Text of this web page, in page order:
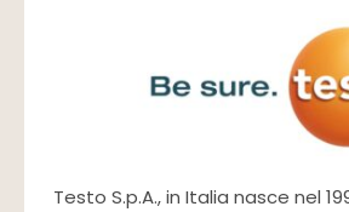
Testo S.p.A., in Italia nasce nel